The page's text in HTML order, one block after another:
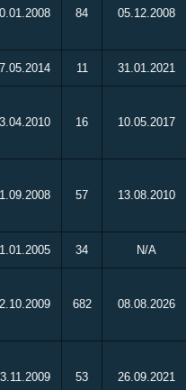
84 05.12.2008
11 31.01.2021
16 10.05.2017
57 13.08.2010
34 N/A
682 08.08.2026
53 26.09.2021